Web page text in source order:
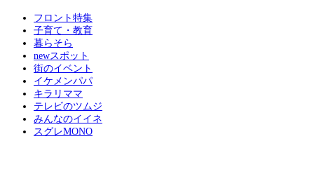
フロント特集
子育て・教育
暮らそら
newスポット
街のイベント
イケメンパパ
キラリママ
テレビのツムジ
みんなのイイネ
スグレMONO